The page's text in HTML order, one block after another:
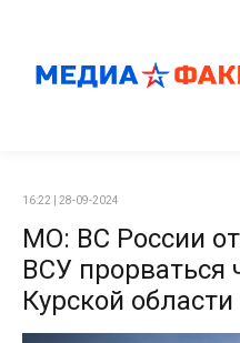
16:22 | 28-09-2024
МО: ВС России
ВСУ прорваться
Курской области